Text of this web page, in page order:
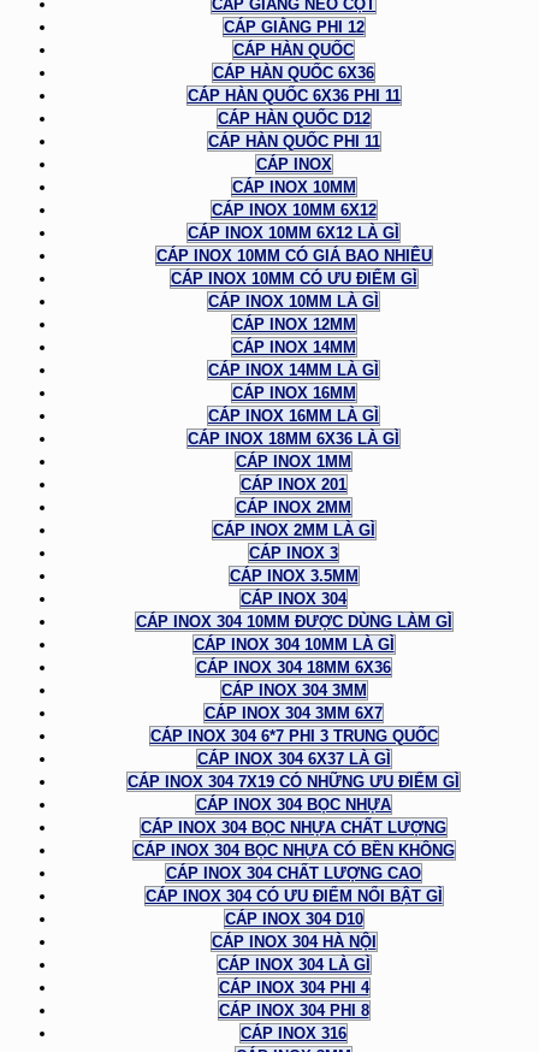
CÁP GIẰNG NEO CỘT
CÁP GIẰNG PHI 12
CÁP HÀN QUỐC
CÁP HÀN QUỐC 6X36
CÁP HÀN QUỐC 6X36 PHI 11
CÁP HÀN QUỐC D12
CÁP HÀN QUỐC PHI 11
CÁP INOX
CÁP INOX 10MM
CÁP INOX 10MM 6X12
CÁP INOX 10MM 6X12 LÀ GÌ
CÁP INOX 10MM CÓ GIÁ BAO NHIÊU
CÁP INOX 10MM CÓ ƯU ĐIỂM GÌ
CÁP INOX 10MM LÀ GÌ
CÁP INOX 12MM
CÁP INOX 14MM
CÁP INOX 14MM LÀ GÌ
CÁP INOX 16MM
CÁP INOX 16MM LÀ GÌ
CÁP INOX 18MM 6X36 LÀ GÌ
CÁP INOX 1MM
CÁP INOX 201
CÁP INOX 2MM
CÁP INOX 2MM LÀ GÌ
CÁP INOX 3
CÁP INOX 3.5MM
CÁP INOX 304
CÁP INOX 304 10MM ĐƯỢC DÙNG LÀM GÌ
CÁP INOX 304 10MM LÀ GÌ
CÁP INOX 304 18MM 6X36
CÁP INOX 304 3MM
CÁP INOX 304 3MM 6X7
CÁP INOX 304 6*7 PHI 3 TRUNG QUỐC
CÁP INOX 304 6X37 LÀ GÌ
CÁP INOX 304 7X19 CÓ NHỮNG ƯU ĐIỂM GÌ
CÁP INOX 304 BỌC NHỰA
CÁP INOX 304 BỌC NHỰA CHẤT LƯỢNG
CÁP INOX 304 BỌC NHỰA CÓ BỀN KHÔNG
CÁP INOX 304 CHẤT LƯỢNG CAO
CÁP INOX 304 CÓ ƯU ĐIỂM NỔI BẬT GÌ
CÁP INOX 304 D10
CÁP INOX 304 HÀ NỘI
CÁP INOX 304 LÀ GÌ
CÁP INOX 304 PHI 4
CÁP INOX 304 PHI 8
CÁP INOX 316